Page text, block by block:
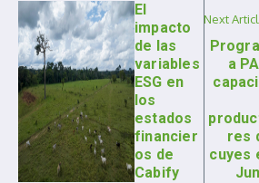
El
impacto
de las
variables
ESG en
los
estados
financier
os de
Cabify
Next
a
res
cuyes